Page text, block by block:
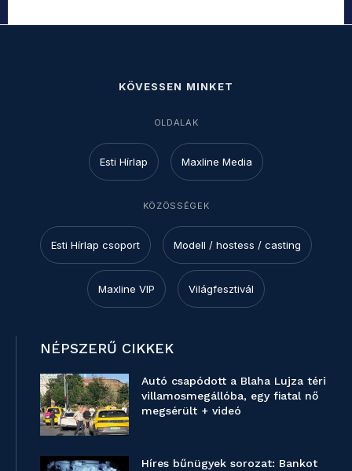
KÖVESSEN MINKET
OLDALAK
Esti Hírlap Maxline Media
KÖZÖSSÉGEK
Esti Hírlap csoport Modell / hostess / casting
Maxline VIP Világfesztivál
NÉPSZERŰ CIKKEK
Autó csapódott a Blaha Lujza téri
villamosmegállóba, egy fiatal nő
megsérült + videó
Híres bűnügyek sorozat: Bankot